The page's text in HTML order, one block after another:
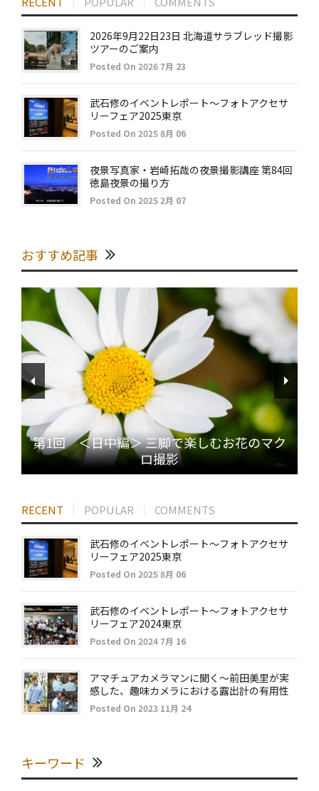
2026年9月22日23日 北海道サラブレッド撮影
ツアーのご案内
Posted On 2026 7月 23
武石修のイベントレポート～フォトアクセサ
リーフェア2025東京
Posted On 2025 8月 06
夜景写真家・岩崎拓哉の夜景撮影講座 第84回
徳島夜景の撮り方
Posted On 2025 2月 07
おすすめ記事
第1回 ＜日中編＞ 三脚で楽しむお花のマク
ロ撮影
RECENT POPULAR COMMENTS
武石修のイベントレポート～フォトアクセサ
リーフェア2025東京
Posted On 2025 8月 06
武石修のイベントレポート～フォトアクセサ
リーフェア2024東京
Posted On 2024 7月 16
アマチュアカメラマンに聞く～前田美里が実
感した、趣味カメラにおける露出計の有用性
Posted On 2023 11月 24
キーワード